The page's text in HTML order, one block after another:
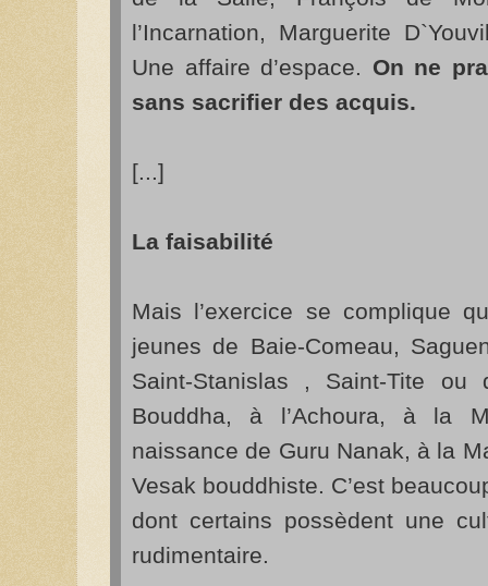
l’Incarnation, Marguerite
Une affaire d’espace. On ne
sans sacrifier des acquis.
[...]
La faisabilité
Mais l’exercice se complique
jeunes de Baie-Comeau,
Saint-Stanislas , Saint-Tite
Bouddha, à l’Achoura, à la
naissance de Guru Nanak, à la
Vesak bouddhiste. C’est
dont certains possèdent une
rudimentaire.